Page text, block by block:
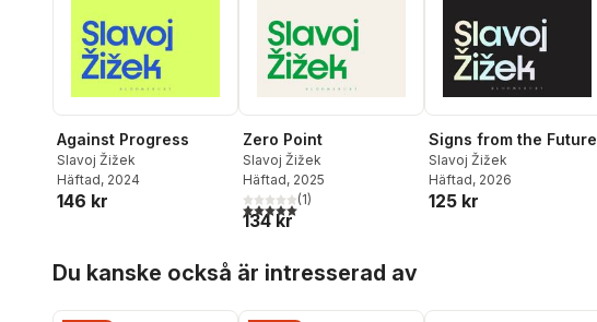
Against Progress
Slavoj Žižek
Häftad, 2024
146 kr
Zero Point
Slavoj Žižek
Häftad, 2025
5,0utav 5 stjärnor. Totalt antal röster:
(1)
134 kr
Signs from the Future
Slavoj Žižek
Häftad, 2026
125 kr
Du kanske också är intresserad av